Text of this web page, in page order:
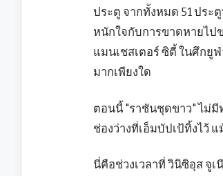
ประตู จากทั้งหมด 51 ประ
หนักใจกับการขาดหายไป
แมนเชสเตอร์ ซิตี้ ในศึกยู
มากเพียงใด
ตอนนี้ "ราชันชุดขาว" ไม่มี
ช่องว่างที่เอ็มบัปเป้ทิ้งไว้
นี่คือช่วงเวลาที่ วินิซิอุส จู